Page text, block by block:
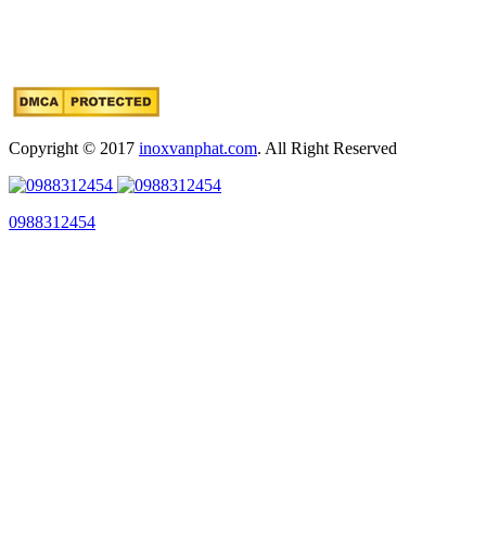
Copyright © 2017 inoxvanphat.com. All Right Reserved
0988312454